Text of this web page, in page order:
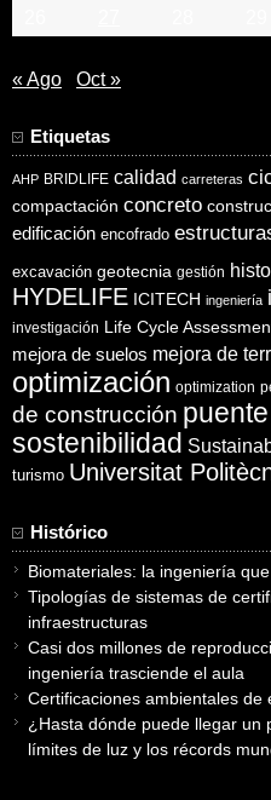
« Ago Oct »
Etiquetas
AHP BRIDLIFE calidad carreteras
compactación concreto
edificación encofrado
excavación geotecnia gestión
HYDELIFE ICITECH ingeniería
investigación Life Cycle
mejora de suelos mejora de
optimización optimization
de construcción puente
sostenibilidad
turismo Universitat
Histórico
Biomateriales: la ingeniería
Tipologías de sistemas de
infraestructuras
Casi dos millones de
ingeniería trasciende el aula
Certificaciones ambientales de
¿Hasta dónde puede llegar un
límites de luz y los récords